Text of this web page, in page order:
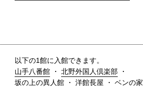
以下の1館に入館できます。
山手八番館 ・ 北野外国人倶楽部 ・
坂の上の異人館 ・ 洋館長屋 ・ ベンの家